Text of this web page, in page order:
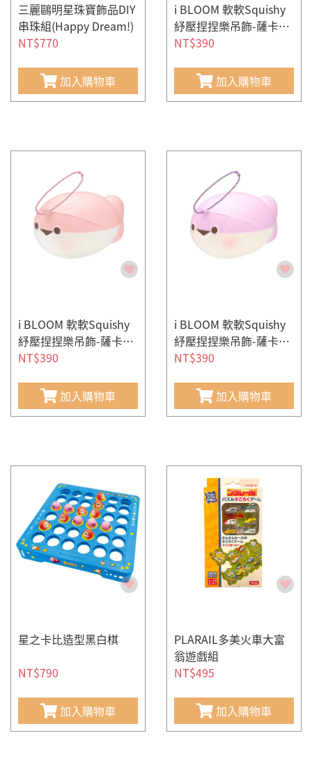
三麗鷗明星珠寶飾品DIY
串珠組(Happy Dream!)
NT$770
加入購物車
i BLOOM 軟軟Squishy
紓壓捏捏樂吊飾-薩卡班
甲魚(藍色)
NT$390
加入購物車
i BLOOM 軟軟Squishy
紓壓捏捏樂吊飾-薩卡班
甲魚(粉色)
NT$390
加入購物車
i BLOOM 軟軟Squishy
紓壓捏捏樂吊飾-薩卡班
甲魚(紫色)
NT$390
加入購物車
星之卡比造型黑白棋
NT$790
加入購物車
PLARAIL多美火車大富
翁遊戲組
NT$495
加入購物車